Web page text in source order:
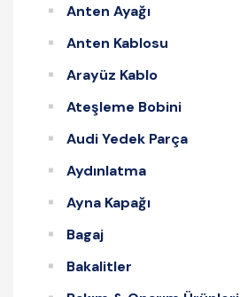
Anten Ayağı
Anten Kablosu
Arayüz Kablo
Ateşleme Bobini
Audi Yedek Parça
Aydınlatma
Ayna Kapağı
Bagaj
Bakalitler